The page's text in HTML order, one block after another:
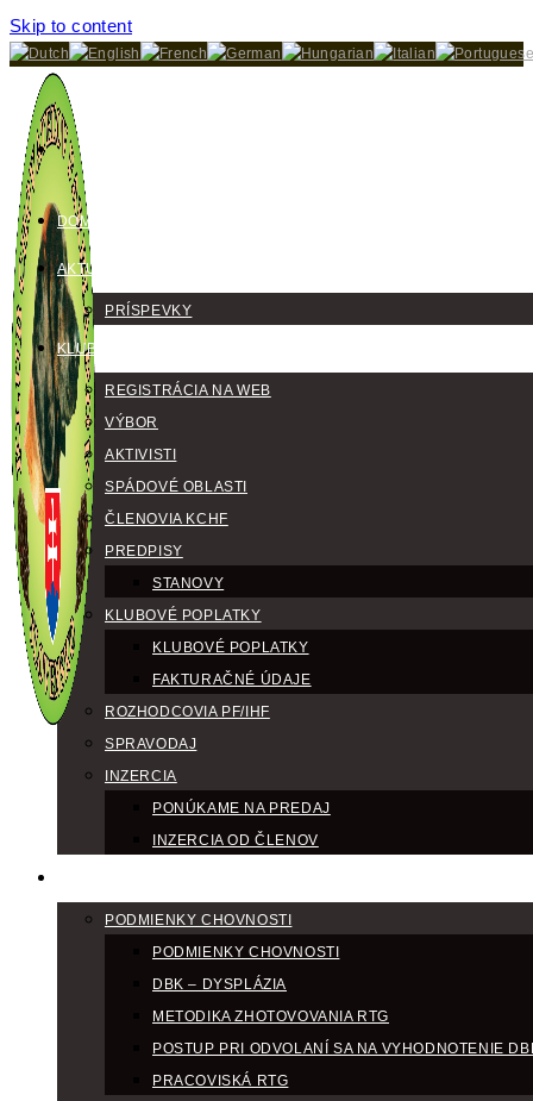
Skip to content
DOMOV
AKTUALITY
PRÍSPEVKY
KLUB
REGISTRÁCIA NA WEB
VÝBOR
AKTIVISTI
SPÁDOVÉ OBLASTI
ČLENOVIA KCHF
PREDPISY
STANOVY
KLUBOVÉ POPLATKY
KLUBOVÉ POPLATKY
FAKTURAČNÉ ÚDAJE
ROZHODCOVIA PF/IHF
SPRAVODAJ
INZERCIA
PONÚKAME NA PREDAJ
INZERCIA OD ČLENOV
PODMIENKY CHOVNOSTI
PODMIENKY CHOVNOSTI
DBK – DYSPLÁZIA
METODIKA ZHOTOVOVANIA RTG
POSTUP PRI ODVOLANÍ SA NA VYHODNOTENIE
PRACOVISKÁ RTG